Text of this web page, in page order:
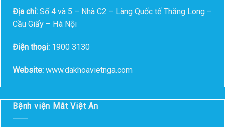
Địa chỉ: Số 4 và 5 – Nhà C2 – Làng Quốc tế Thăng Long –
Cầu Giấy – Hà Nội
Điện thoại: 1900 3130
Website: www.dakhoavietnga.com
Bệnh viện Mắt Việt An